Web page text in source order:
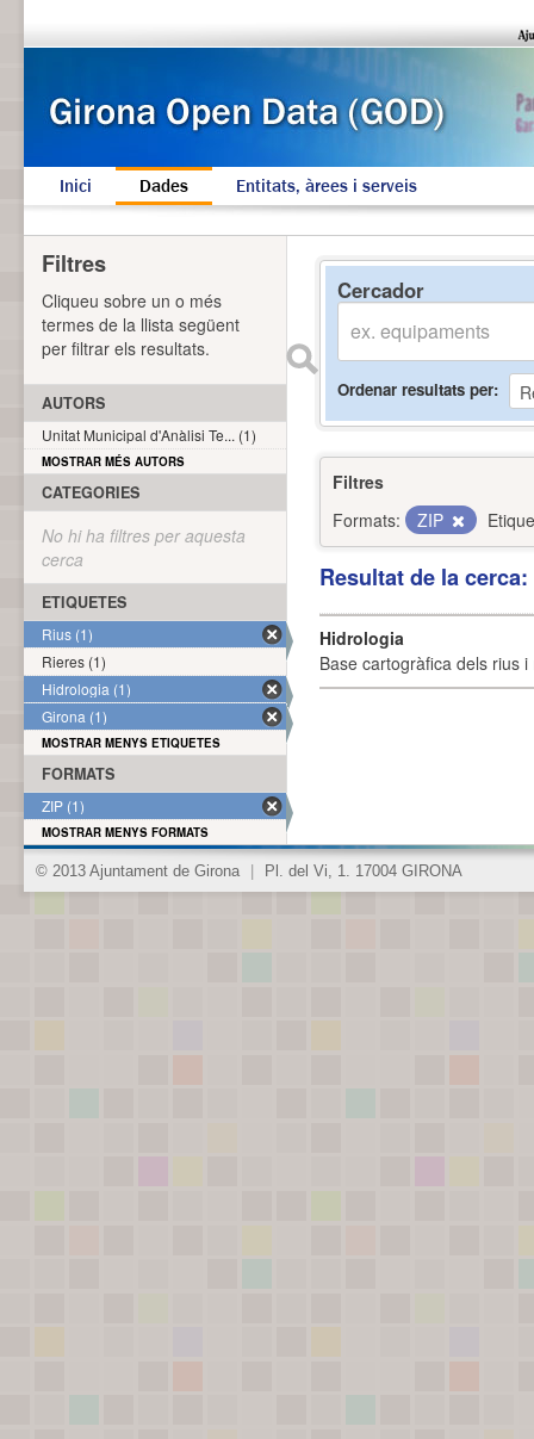
Inici Dades Entitats, àrees i serveis
Cercador
Ordenar resultats per
Filtres
Formats:
ZIP
Resultat de la
Hidrologia
Base cartogràfica dels rius
Filtres
Cliqueu sobre un o més
termes de la llista següent
per filtrar els resultats.
AUTORS
Unitat Municipal d'Anàlisi Te... (1)
MOSTRAR MÉS AUTORS
CATEGORIES
No hi ha filtres per aquesta
cerca
ETIQUETES
Rius (1)
Rieres (1)
Hidrologia (1)
Girona (1)
MOSTRAR MENYS ETIQUETES
FORMATS
ZIP (1)
MOSTRAR MENYS FORMATS
© 2013 Ajuntament de Girona Pl. del Vi, 1. 17004 GIRONA